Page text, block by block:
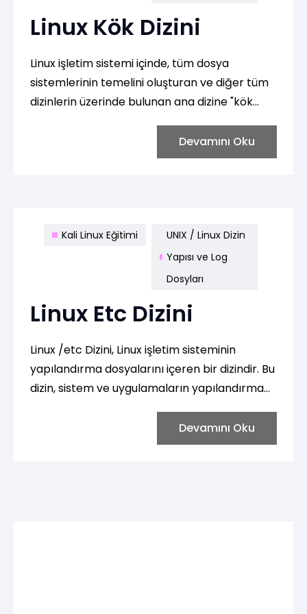
Linux Kök Dizini
Linux işletim sistemi içinde, tüm dosya
sistemlerinin temelini oluşturan ve diğer tüm
dizinlerin üzerinde bulunan ana dizine "kök
dosyaların ve dizinlerin hiyerarşik olarak
düzenlendiği başlangıç noktasıdır. Kök dizini,
Devamını Oku
Kali Linux Eğitimi
UNIX / Linux Dizin
Yapısı ve Log
Dosyları
Linux Etc Dizini
Linux /etc Dizini, Linux işletim sisteminin
yapılandırma dosyalarını içeren bir dizindir. Bu
dizin, sistem ve uygulamaların yapılandırma
cetera" (ve diğerleri) anlamına gelir, çünkü bu
dizin genellikle çok sayıda farklı konfigürasyon
Devamını Oku